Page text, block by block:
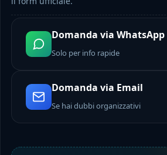
Domanda via WhatsApp
Solo per info rapide
Domanda via Email
Se hai dubbi organizzativi